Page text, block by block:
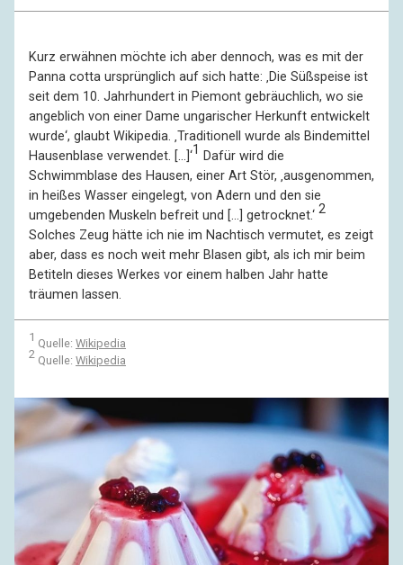
Kurz erwähnen möchte ich aber dennoch, was es mit der
Panna cotta ursprünglich auf sich hatte: ‚Die Süßspeise ist
seit dem 10. Jahrhundert in Piemont gebräuchlich, wo sie
angeblich von einer Dame ungarischer Herkunft entwickelt
wurde‘, glaubt Wikipedia. ‚Traditionell wurde als Bindemittel
Hausenblase verwendet. […]‘1 Dafür wird die
Schwimmblase des Hausen, einer Art Stör, ‚ausgenommen,
in heißes Wasser eingelegt, von Adern und den sie
umgebenden Muskeln befreit und […] getrocknet.‘ 2
Solches Zeug hätte ich nie im Nachtisch vermutet, es zeigt
aber, dass es noch weit mehr Blasen gibt, als ich mir beim
Betiteln dieses Werkes vor einem halben Jahr hatte
träumen lassen.
1 Quelle: Wikipedia
2 Quelle: Wikipedia